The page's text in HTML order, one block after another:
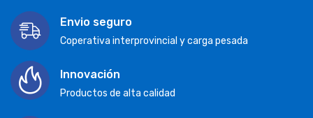
Envio seguro
Coperativa interprovincial y carga pesada
Innovación
Productos de alta calidad